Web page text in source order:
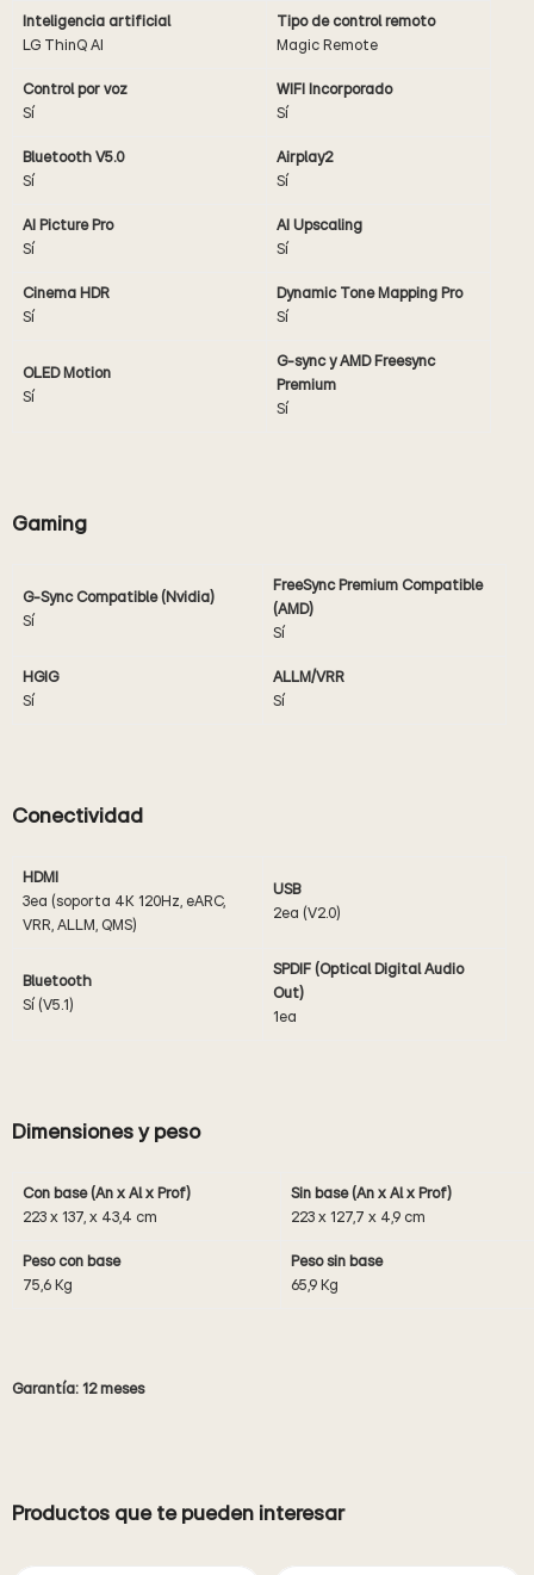
Inteligencia artificial
LG ThinQ AI
Tipo de control remoto
Magic Remote
Control por voz
Sí
WIFI Incorporado
Sí
Bluetooth V5.0
Sí
Airplay2
Sí
AI Picture Pro
Sí
AI Upscaling
Sí
Cinema HDR
Sí
Dynamic Tone Mapping Pro
Sí
OLED Motion
Sí
G-sync y AMD Freesync
Premium
Sí
Gaming
G-Sync Compatible (Nvidia)
Sí
FreeSync Premium Compatible
(AMD)
Sí
HGIG
Sí
ALLM/VRR
Sí
Conectividad
HDMI
3ea (soporta 4K 120Hz, eARC,
VRR, ALLM, QMS)
USB
2ea (V2.0)
Bluetooth
Sí (V5.1)
SPDIF (Optical Digital Audio
Out)
1ea
Dimensiones y peso
Con base (An x Al x Prof)
223 x 137, x 43,4 cm
Sin base (An x Al x Prof)
223 x 127,7 x 4,9 cm
Peso con base
75,6 Kg
Peso sin base
65,9 Kg
Garantía: 12 meses
Productos que te pueden interesar